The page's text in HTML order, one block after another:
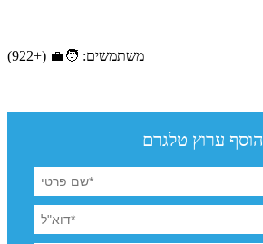
משתמשים: 🧑‍💼 (+922)
הוסף ערוץ טלגרם